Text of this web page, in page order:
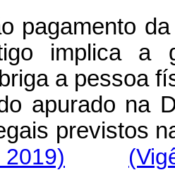
pagamento
implica a
a pessoa
apurado na
previstos
2019)